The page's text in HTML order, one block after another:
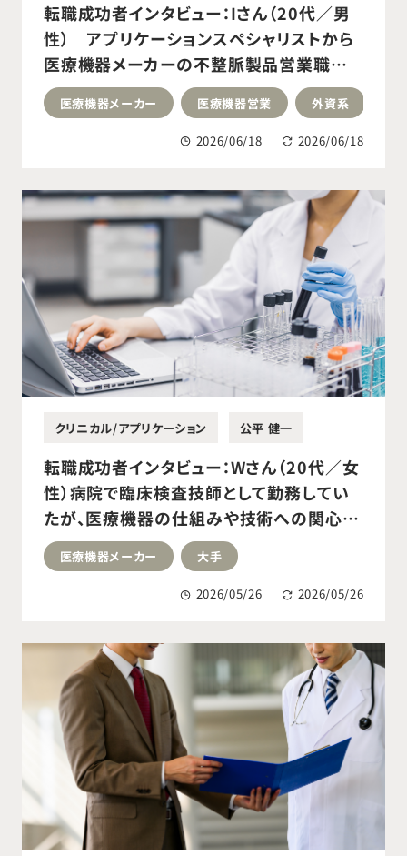
転職成功者インタビュー：Iさん（20代／男
性） アプリケーションスペシャリストから
医療機器メーカーの不整脈製品営業職へ
転職成功
医療機器メーカー 医療機器営業 外資系
2026/06/18 2026/06/18
クリニカル/アプリケーション 公平 健一
転職成功者インタビュー：Wさん（20代／女
性）病院で臨床検査技師として勤務してい
たが、医療機器の仕組みや技術への関心の
高まりと、チームで成果を生む働き方に挑戦
したいと転職活動を開始。医療機器メーカ
ーのコールセンタースタッフへ転職成功。
医療機器メーカー 大手
2026/05/26 2026/05/26